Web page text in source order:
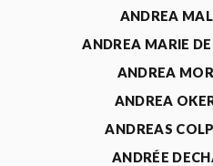
ANDREA
ANDREA MARIE
ANDREA
ANDREA
ANDREAS
ANDRÉE